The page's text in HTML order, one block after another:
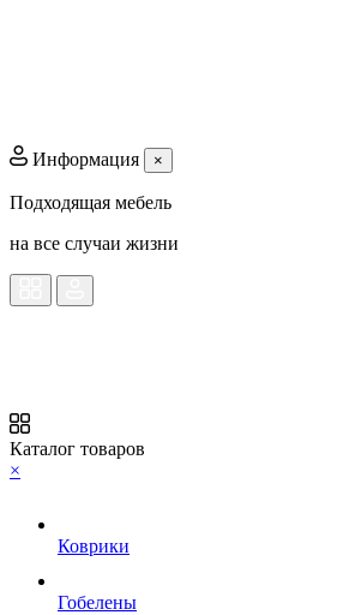
Информация ×
Подходящая мебель
на все случаи жизни
Каталог товаров
×
Коврики
Гобелены